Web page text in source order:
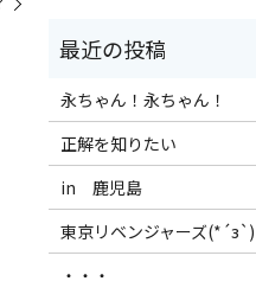
永ちゃん！永ちゃん！
正解を知りたい
in 鹿児島
東京リベンジャーズ(*´з`)
・・・